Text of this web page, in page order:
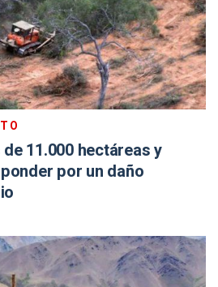
11.000 hectáreas y
por un daño